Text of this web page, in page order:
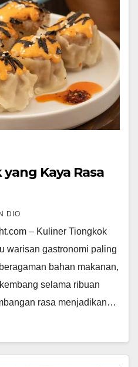
Kaya Rasa
DIO
– Kuliner Tiongkok
warisan gastronomi paling
bahan makanan,
selama ribuan
rasa menjadikan…